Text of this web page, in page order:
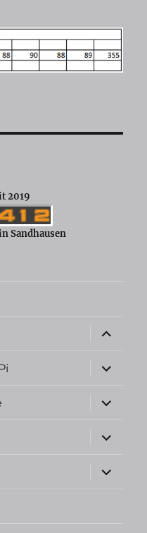
2019
Sandhausen
öffnen
öffnen
öffnen
öffnen
öffnen